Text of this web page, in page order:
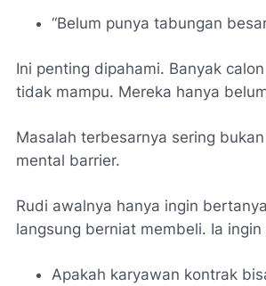
“Belum punya tabungan
Ini penting dipahami. Banyak
tidak mampu. Mereka hanya
Masalah terbesarnya sering
mental barrier.
Rudi awalnya hanya ingin
langsung berniat membeli. Ia ingin
Apakah karyawan kontrak